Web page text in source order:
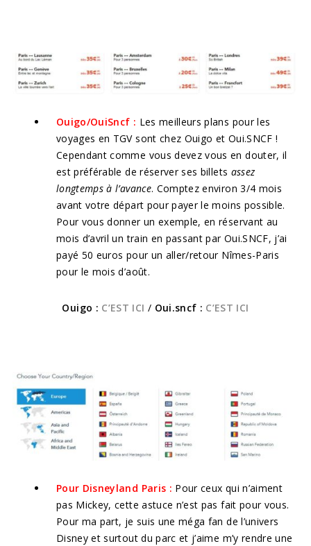
Ouigo/OuiSncf : Les meilleurs plans pour les
voyages en TGV sont chez Ouigo et Oui.SNCF !
Cependant comme vous devez vous en douter, il
est préférable de réserver ses billets assez
longtemps à l’avance. Comptez environ 3/4 mois
avant votre départ pour payer le moins possible.
Pour vous donner un exemple, en réservant au
mois d’avril un train en passant par Oui.SNCF, j’ai
payé 50 euros pour un aller/retour Nîmes-Paris
pour le mois d’août.
Ouigo : C’EST ICI / Oui.sncf : C’EST ICI
Pour Disneyland Paris : Pour ceux qui n’aiment
pas Mickey, cette astuce n’est pas fait pour vous.
Pour ma part, je suis une méga fan de l’univers
Disney et surtout du parc et j’aime m’y rendre une